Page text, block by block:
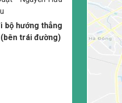
bộ hướng thẳng
(bên trái đường)